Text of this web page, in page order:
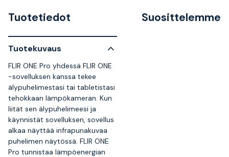
Tuotetiedot
Tuotekuvaus
FLIR ONE Pro yhdessä FLIR ONE
-sovelluksen kanssa tekee
älypuhelimestasi tai tabletistasi
tehokkaan lämpökameran. Kun
liität sen älypuhelimeesi ja
käynnistät sovelluksen, sovellus
alkaa näyttää infrapunakuvaa
puhelimen näytössä. FLIR ONE
Pro tunnistaa lämpöenergian
Suosittelemme